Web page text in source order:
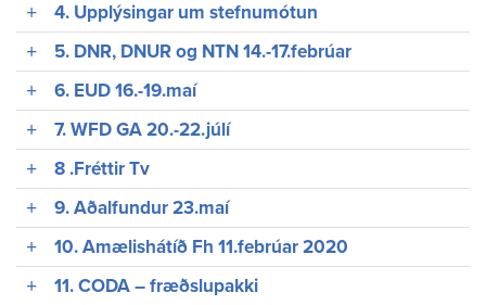
4. Upplýsingar um stefnumótun
5. DNR, DNUR og NTN 14.-17.febrúar
6. EUD 16.-19.maí
7. WFD GA 20.-22.júlí
8 .Fréttir Tv
9. Aðalfundur 23.maí
10. Amælishátíð Fh 11.febrúar 2020
11. CODA – fræðslupakki